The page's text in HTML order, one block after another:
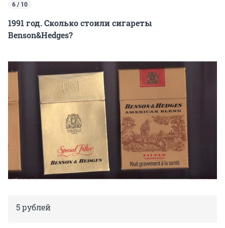
6 / 10
1991 год. Сколько стоили сигареты
Benson&Hedges?
5 рублей